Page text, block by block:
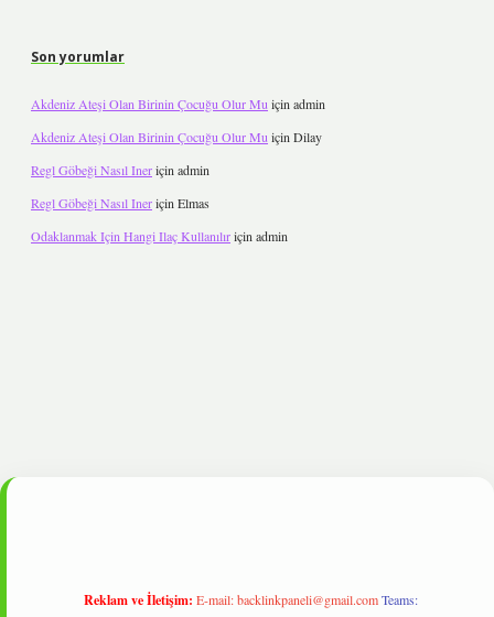
Son yorumlar
Akdeniz Ateşi Olan Birinin Çocuğu Olur Mu için admin
Akdeniz Ateşi Olan Birinin Çocuğu Olur Mu için Dilay
Regl Göbeği Nasıl Ineriçin admin
Regl Göbeği Nasıl Ineriçin Elmas
Odaklanmak Için Hangi Ilaç Kullanılıriçin admin
Reklam ve İletişim: E-mail:backlinkpaneli@gmail.com Teams: